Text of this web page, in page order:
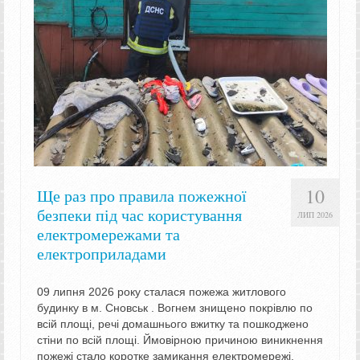
10
ЛИП 2026
Ще раз про правила пожежної
безпеки під час користування
електромережами та
електроприладами
09 липня 2026 року сталася пожежа житлового
будинку в м. Сновськ . Вогнем знищено покрівлю по
всій площі, речі домашнього вжитку та пошкоджено
стіни по всій площі. Ймовірною причиною виникнення
пожежі стало коротке замикання електромережі.